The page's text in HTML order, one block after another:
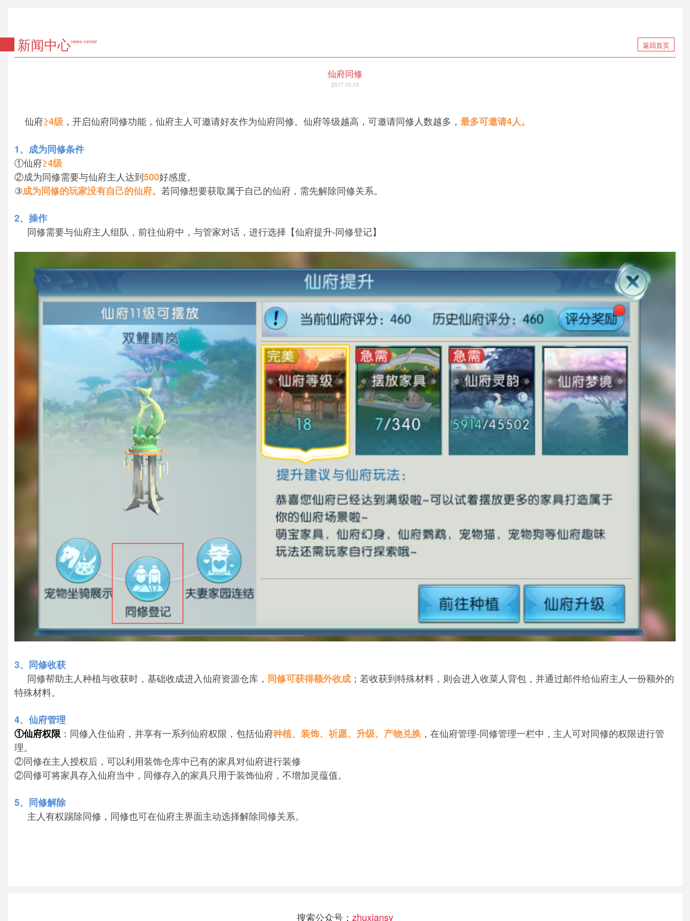
新闻中心news center 返回首页
仙府同修
2017-10-13
仙府≥4级，开启仙府同修功能，仙府主人可邀请好友作为仙府同修。仙府等级越高，可邀请同修人数越多， 最多可邀请4人。
1、成为同修条件
①仙府≥4级
②成为同修需要与仙府主人达到500好感度。
③成为同修的玩家没有自己的仙府。 若同修想要获取属于自己的仙府，需先解除同修关系。
2、操作
同修需要与仙府主人组队，前往仙府中，与管家对话，进行选择【仙府提升-同修登记】
3、同修收获
同修帮助主人种植与收获时，基础收成进入仙府资源仓库， 同修可获得额外收成；若收获到特殊材料，则会进入收菜人背包，并通过邮件给仙府主人一份额外的
特殊材料。
4、仙府管理
①仙府权限：同修入住仙府，并享有一系列仙府权限，包括仙府种植、装饰、祈愿、升级、产物兑换，在仙府管理-同修管理一栏中，主人可对同修的权限进行管
理。
②同修在主人授权后，可以利用装饰仓库中已有的家具对仙府进行装修
②同修可将家具存入仙府当中，同修存入的家具只用于装饰仙府，不增加灵蕴值。
5、同修解除
主人有权踢除同修，同修也可在仙府主界面主动选择解除同修关系。
搜索公众号： zhuxiansy